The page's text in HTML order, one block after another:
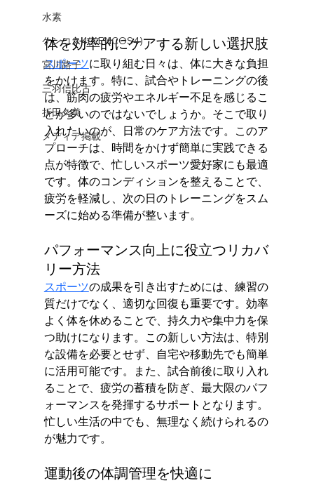
水素
ケンコス4(KENCOS4)
宮川路子
三羽信比古
折田久美
メディア掲載
体を効率的にケアする新しい選択肢
スポーツに取り組む日々は、体に大きな負担
をかけます。特に、試合やトレーニングの後
は、筋肉の疲労やエネルギー不足を感じるこ
とが多いのではないでしょうか。そこで取り
入れたいのが、日常のケア方法です。このア
プローチは、時間をかけず簡単に実践できる
点が特徴で、忙しいスポーツ愛好家にも最適
です。体のコンディションを整えることで、
疲労を軽減し、次の日のトレーニングをスム
ーズに始める準備が整います。
パフォーマンス向上に役立つリカバ
リー方法
スポーツの成果を引き出すためには、練習の
質だけでなく、適切な回復も重要です。効率
よく体を休めることで、持久力や集中力を保
つ助けになります。この新しい方法は、特別
な設備を必要とせず、自宅や移動先でも簡単
に活用可能です。また、試合前後に取り入れ
ることで、疲労の蓄積を防ぎ、最大限のパフ
ォーマンスを発揮するサポートとなります。
忙しい生活の中でも、無理なく続けられるの
が魅力です。
運動後の体調管理を快適に